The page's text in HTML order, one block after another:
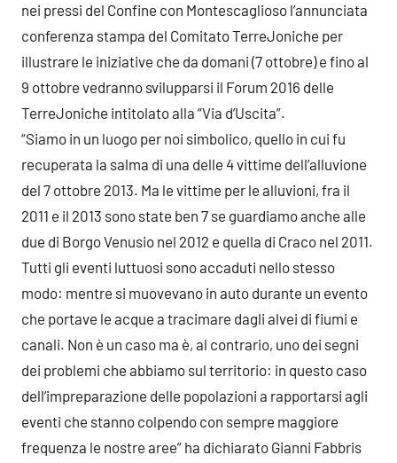
nei pressi del Confine con Montescaglioso l’annunciata
conferenza stampa del Comitato TerreJoniche per
illustrare le iniziative che da domani (7 ottobre) e fino al
9 ottobre vedranno svilupparsi il Forum 2016 delle
TerreJoniche intitolato alla “Via d’Uscita”.
“Siamo in un luogo per noi simbolico, quello in cui fu
recuperata la salma di una delle 4 vittime dell’alluvione
del 7 ottobre 2013. Ma le vittime per le alluvioni, fra il
2011 e il 2013 sono state ben 7 se guardiamo anche alle
due di Borgo Venusio nel 2012 e quella di Craco nel 2011.
Tutti gli eventi luttuosi sono accaduti nello stesso
modo: mentre si muovevano in auto durante un evento
che portave le acque a tracimare dagli alvei di fiumi e
canali. Non è un caso ma è, al contrario, uno dei segni
dei problemi che abbiamo sul territorio: in questo caso
dell’impreparazione delle popolazioni a rapportarsi agli
eventi che stanno colpendo con sempre maggiore
frequenza le nostre aree” ha dichiarato Gianni Fabbris